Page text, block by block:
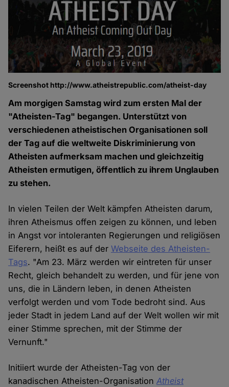
Screenshot http://www.atheistrepublic.com/atheist-day
Am morgigen Samstag wird zum ersten Mal der
"Atheisten-Tag" begangen. Unterstützt von
verschiedenen atheistischen Organisationen soll
der Tag auf die weltweite Diskriminierung von
Atheisten aufmerksam machen und gleichzeitig
Atheisten ermutigen, öffentlich zu ihrem Unglauben
zu stehen.
In vielen Teilen der Welt kämpfen Atheisten darum,
ihren Atheismus offen zeigen zu können, und leben
in Angst vor intoleranten Regierungen und religiösen
Eiferern, heißt es auf derWebseite des Atheisten-
Tags. "Am 23. März werden wir eintreten für unser
Recht, gleich behandelt zu werden, und für jene von
uns, die in Ländern leben, in denen Atheisten
verfolgt werden und vom Tode bedroht sind. Aus
jeder Stadt in jedem Land auf der Welt wollen wir mit
einer Stimme sprechen, mit der Stimme der
Vernunft."
Initiiert wurde der Atheisten-Tag von der
kanadischen Atheisten-OrganisationAtheist